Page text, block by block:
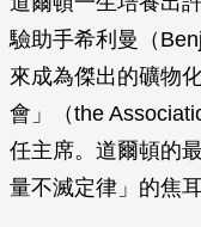
驗助手希利曼（
來成為傑出的礦物
會」（the
任主席。道爾頓的
量不滅定律」的焦耳